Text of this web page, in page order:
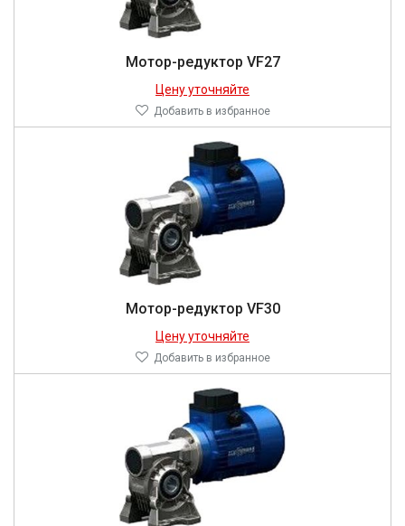
Мотор-редуктор VF27
Цену уточняйте
Добавить в избранное
Мотор-редуктор VF30
Цену уточняйте
Добавить в избранное